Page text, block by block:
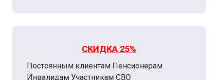
СКИДКА 25%
Постоянным клиентам Пенсионерам
Инвалидам Участникам СВО